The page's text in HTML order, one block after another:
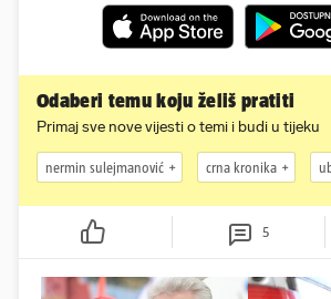
Odaberi temu koju želiš pratiti
Primaj sve nove vijesti o temi i budi u tijeku
nermin sulejmanović crna kronika
5